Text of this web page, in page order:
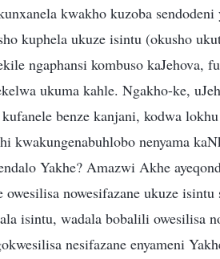
kwakho kuzoba
kuphela ukuze isintu (okusho
ngaphansi kombuso kaJehova,
ukuma kahle. Ngakho-ke,
benze kanjani, kodwa
kwakungenabuhlobo nenyama
Yakhe? Amazwi Akhe
owesilisa nowesifazane ukuze
isintu, wadala bobalili owesilisa
nesifazane enyameni